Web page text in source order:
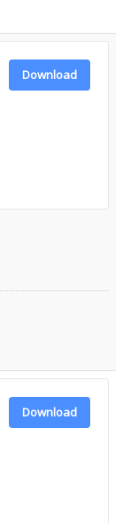
Download
Download